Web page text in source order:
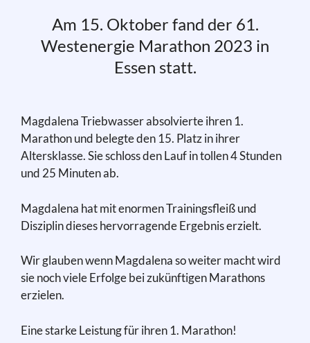
Am 15. Oktober fand der 61.
Westenergie Marathon 2023 in
Essen statt.
Magdalena Triebwasser absolvierte ihren 1.
Marathon und belegte den 15. Platz in ihrer
Altersklasse. Sie schloss den Lauf in tollen 4 Stunden
und 25 Minuten ab.
Magdalena hat mit enormen Trainingsfleiß und
Disziplin dieses hervorragende Ergebnis erzielt.
Wir glauben wenn Magdalena so weiter macht wird
sie noch viele Erfolge bei zukünftigen Marathons
erzielen.
Eine starke Leistung für ihren 1. Marathon!